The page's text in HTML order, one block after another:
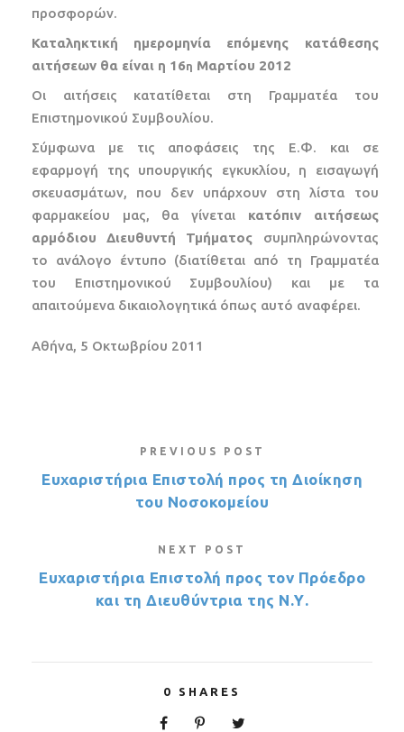
προσφορών.
Καταληκτική ημερομηνία επόμενης κατάθεσης
αιτήσεων θα είναι η 16η Μαρτίου 2012
Οι αιτήσεις κατατίθεται στη Γραμματέα του
Επιστημονικού Συμβουλίου.
Σύμφωνα με τις αποφάσεις της Ε.Φ. και σε
εφαρμογή της υπουργικής εγκυκλίου, η εισαγωγή
σκευασμάτων, που δεν υπάρχουν στη λίστα του
φαρμακείου μας, θα γίνεται κατόπιν αιτήσεως
αρμόδιου Διευθυντή Τμήματος συμπληρώνοντας
το ανάλογο έντυπο (διατίθεται από τη Γραμματέα
του Επιστημονικού Συμβουλίου) και με τα
απαιτούμενα δικαιολογητικά όπως αυτό αναφέρει.
Αθήνα, 5 Οκτωβρίου 2011
PREVIOUS POST
Ευχαριστήρια Επιστολή προς τη Διοίκηση
του Νοσοκομείου
NEXT POST
Ευχαριστήρια Επιστολή προς τον Πρόεδρο
και τη Διευθύντρια της Ν.Υ.
0 SHARES